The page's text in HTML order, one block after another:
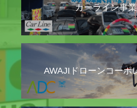
カーライン事
AWAJIドローンコーポ